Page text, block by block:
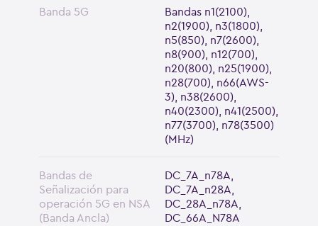
Banda 5G
Bandas n1(2100),
n2(1900), n3(1800),
n5(850), n7(2600),
n8(900), n12(700),
n20(800), n25(1900),
n28(700), n66(AWS-
3), n38(2600),
n40(2300), n41(2500),
n77(3700), n78(3500)
(MHz)
Bandas de
Señalización para
operación 5G en NSA
(Banda Ancla)
DC_7A_n78A,
DC_7A_n28A,
DC_28A_n78A,
DC_66A_N78A